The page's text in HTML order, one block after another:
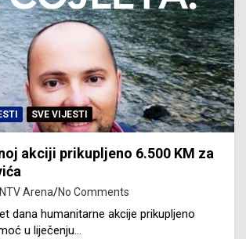
SVE VIJESTI
akciji prikupljeno 6.500 KM za
NTV Arena No Comments
dana humanitarne akcije prikupljeno
u liječenju…